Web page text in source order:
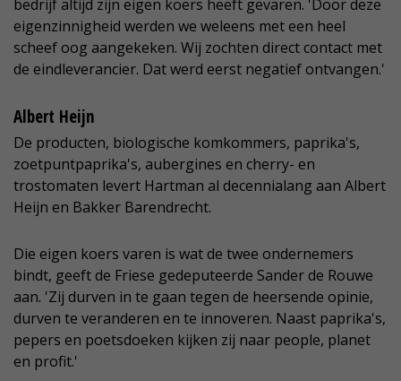
bedrijf altijd zijn eigen koers heeft gevaren. 'Door deze
eigenzinnigheid werden we weleens met een heel
scheef oog aangekeken. Wij zochten direct contact met
de eindleverancier. Dat werd eerst negatief ontvangen.'
Albert Heijn
De producten, biologische komkommers, paprika's,
zoetpuntpaprika's, aubergines en cherry- en
trostomaten levert Hartman al decennialang aan Albert
Heijn en Bakker Barendrecht.
Die eigen koers varen is wat de twee ondernemers
bindt, geeft de Friese gedeputeerde Sander de Rouwe
aan. 'Zij durven in te gaan tegen de heersende opinie,
durven te veranderen en te innoveren. Naast paprika's,
pepers en poetsdoeken kijken zij naar people, planet
en profit.'